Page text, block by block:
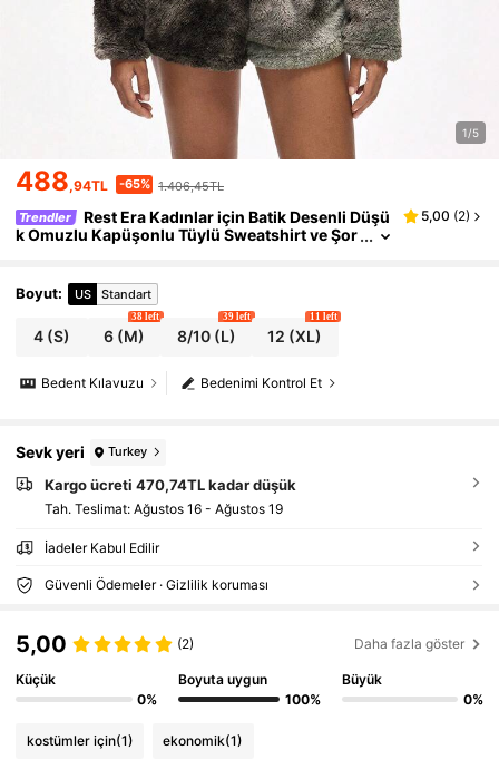
1/5
488,94TL -65% 1.406,45TL
Trendler
Rest Era Kadınlar için Batik Desenli Düşü
k Omuzlu Kapüşonlu Tüylü Sweatshirt ve Şor
5,00 (2)
Boyut: US Standart
4 (S) 6 (M)
38 left
8/10(L)
39 left
12 (XL)
11 left
Bedenimi Kontrol Et
Bedent Kılavuzu
Sevk yeri Turkey
Kargo ücreti 470,74TL kadar düşük
Tah. Teslimat: Ağustos 16 - Ağustos 19
İadeler Kabul Edilir
Güvenli Ödemeler · Gizlilik koruması
5,00 (2) Daha fazla göster
Küçük
0%
Boyuta uygun
100%
Büyük
0%
kostümler için(1) ekonomik(1)